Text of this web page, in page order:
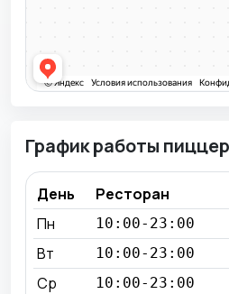
График работы
День Ресторан
Пн
10:00-23:00
Вт 10:00-23:00
Ср 10:00-23:00